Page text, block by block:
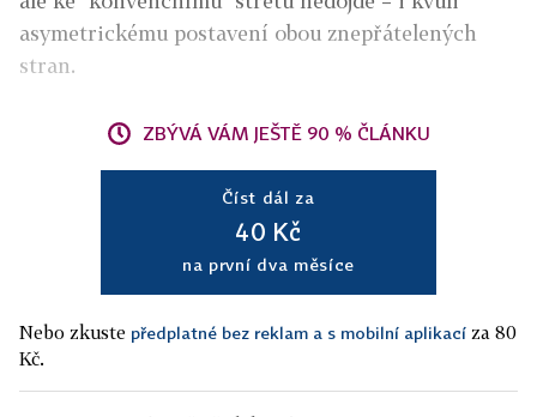
asymetrickému postavení obou znepřátelených
stran.
ZBÝVÁ VÁM JEŠTĚ 90 % ČLÁNKU
Číst dál za
40 Kč
na první dva měsíce
Nebo zkuste předplatné bez reklam a s mobilní aplikací za 80
Kč.